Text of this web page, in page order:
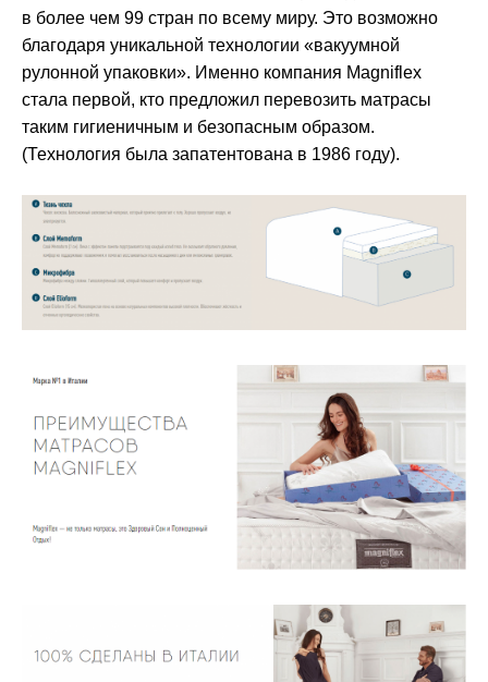
в более чем 99 стран по всему миру. Это возможно
благодаря уникальной технологии «вакуумной
рулонной упаковки». Именно компания Magniflex
стала первой, кто предложил перевозить матрасы
таким гигиеничным и безопасным образом.
(Технология была запатентована в 1986 году).